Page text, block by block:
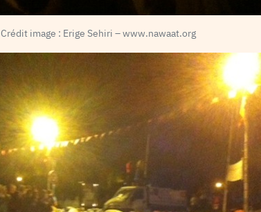
Crédit image : Erige Sehiri – www.nawaat.org